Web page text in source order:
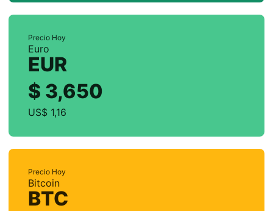
Precio Hoy
Euro
EUR
$ 3,650
US$ 1,16
Precio Hoy
Bitcoin
BTC